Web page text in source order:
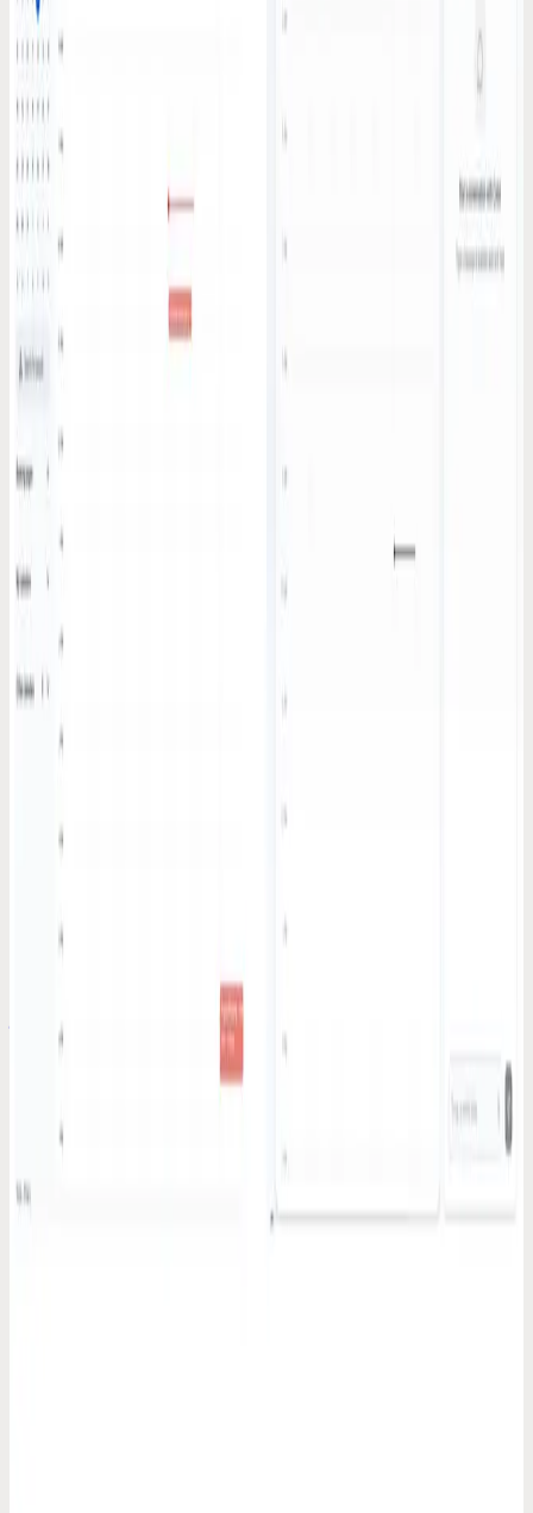
ADHD + 5 productiviteitsapps = Chaos. Dit is de
oplossing in één app
Context-switchen tussen Todoist, Notion en 3 andere apps is de
echte ADHD-taks. Eén alles-in-één AI-assistent maakt een einde aan
het app-hoppen.
Agenda-vergelijkingen
De wetenschap achter AI-planners (en waarom de
meeste apps de plank volledig misslaan)
HTN-planning, constraint satisfaction, reinforcement learning. De
AI achter je planner is veel belangrijker dan een gelikte interface. De
meeste apps gebruiken simpele regeltjes en plakken er het label AI
6 mrt. 2026
Spraak-productiviteitstips
verving mijn 'second brain'
Na het testen van alle grote spraak-naar-tekst apps, vond ik er maar
notities.
6 mrt. 2026
Codot voor ADHD
Motion vs Codot: Ik testte ze allebei voor ADHD.
Motion plant alles automatisch in. Codot luistert gewoon. Na ze
allebei 30 dagen te hebben getest, won één ADHD-vriendelijke
4 mrt. 2026
Tijdmanagement-tips
Reminders typen is eigenlijk best ironisch. Je haalt
jezelf uit je flow om iets te onthouden
direct de draad kwijt. Iets inspreken kost 3 seconden en je focus
Codot voor oprichters
Elke founder verliest 90 minuten per dag aan